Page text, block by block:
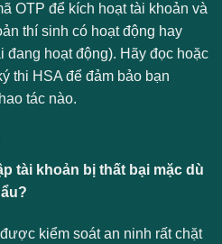
OTP để kích hoạt tài khoản và
thí sinh có hoạt động hay
đang hoạt động). Hãy đọc hoặc
thi HSA để đảm bảo bạn
tác nào.
tài khoản bị thất bại mặc dù
kiểm soát an ninh rất chặt